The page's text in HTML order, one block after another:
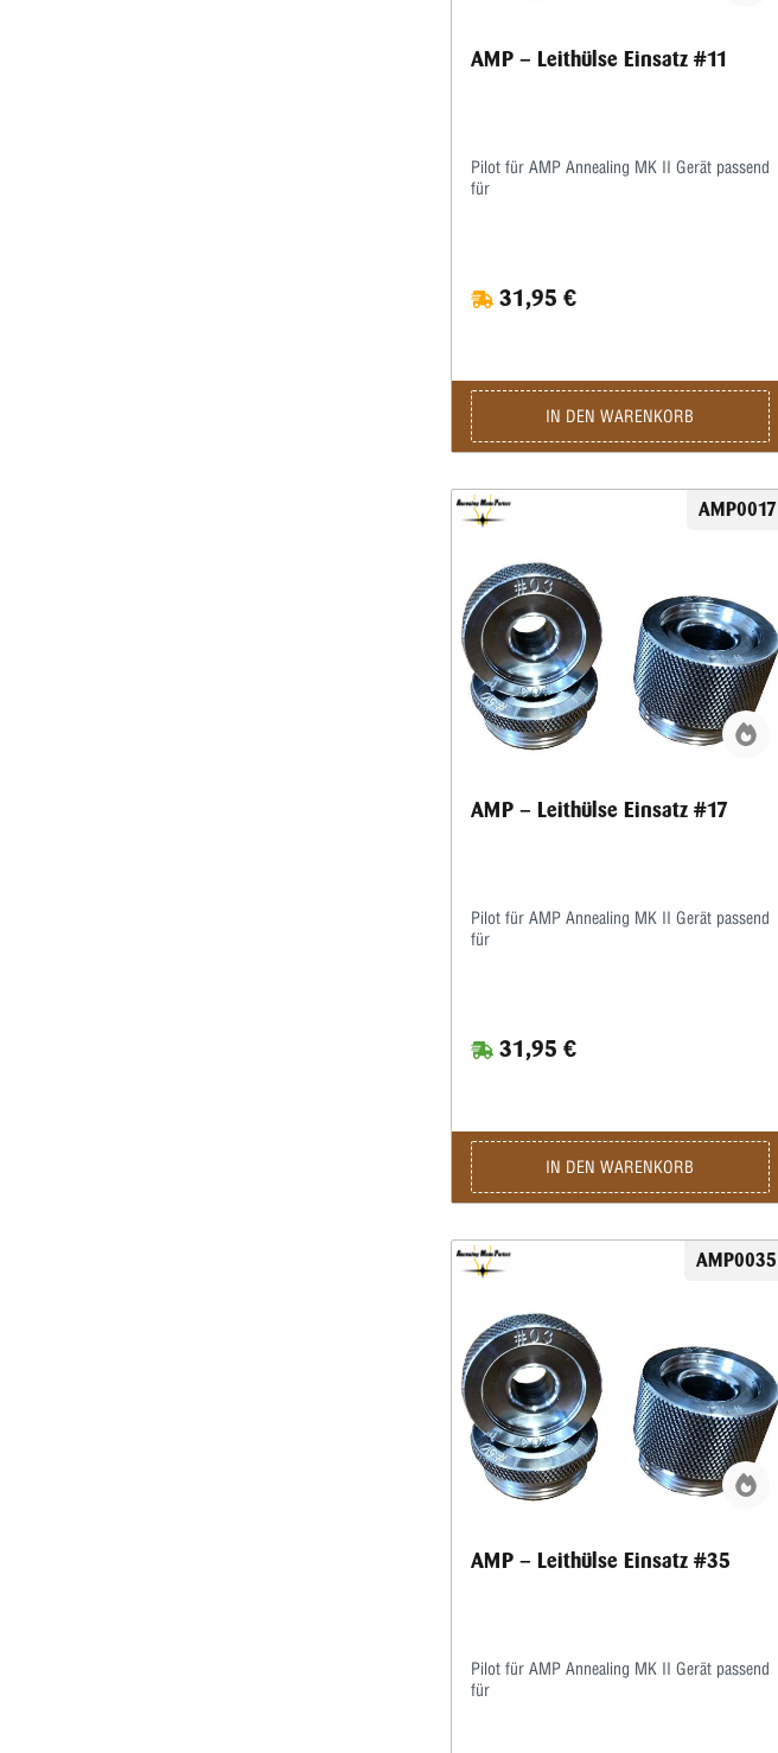
AMP – Leithülse Einsatz #11
Pilot für AMP Annealing MK II Gerät passend
für
31,95 €
IN DEN WARENKORB
AMP0017
AMP – Leithülse Einsatz #17
Pilot für AMP Annealing MK II Gerät passend
für
31,95 €
IN DEN WARENKORB
AMP0035
AMP – Leithülse Einsatz #35
Pilot für AMP Annealing MK II Gerät passend
für